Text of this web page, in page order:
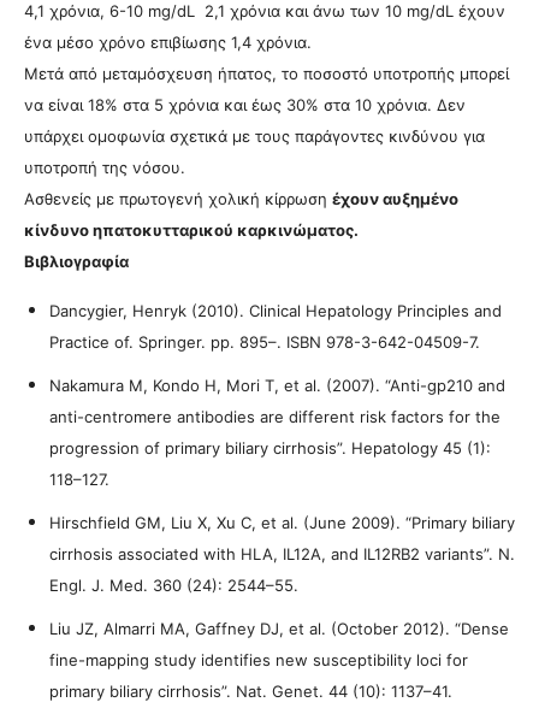
4,1 χρόνια, 6-10 mg/dL 2,1 χρόνια και άνω των 10 mg/dL έχουν
ένα μέσο χρόνο επιβίωσης 1,4 χρόνια.
Μετά από μεταμόσχευση ήπατος, το ποσοστό υποτροπής μπορεί
να είναι 18% στα 5 χρόνια και έως 30% στα 10 χρόνια. Δεν
υπάρχει ομοφωνία σχετικά με τους παράγοντες κινδύνου για
υποτροπή της νόσου.
Ασθενείς με πρωτογενή χολική κίρρωση έχουν αυξημένο
κίνδυνο ηπατοκυτταρικού καρκινώματος.
Βιβλιογραφία
Dancygier, Henryk (2010). Clinical Hepatology Principles and
Practice of. Springer. pp. 895–. ISBN 978-3-642-04509-7.
Nakamura M, Kondo H, Mori T, et al. (2007). “Anti-gp210 and
anti-centromere antibodies are different risk factors for the
progression of primary biliary cirrhosis”. Hepatology 45 (1):
118–127.
Hirschfield GM, Liu X, Xu C, et al. (June 2009). “Primary biliary
cirrhosis associated with HLA, IL12A, and IL12RB2 variants”. N.
Engl. J. Med. 360 (24): 2544–55.
Liu JZ, Almarri MA, Gaffney DJ, et al. (October 2012). “Dense
fine-mapping study identifies new susceptibility loci for
primary biliary cirrhosis”. Nat. Genet. 44 (10): 1137–41.